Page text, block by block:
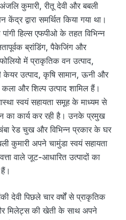
कुमारी, रीतू देवी और बबली
केंद्र द्वारा समर्थित किया गया था।
हिल्स एफपीओ के तहत विभिन्न
ब्रांडिंग, पैकेजिंग और
में प्राकृतिक वन उत्पाद,
केयर उत्पाद, कृषि सामान, ऊनी और
और शिल्प उत्पाद शामिल हैं।
स्वयं सहायता समूह के माध्यम से
का कार्य कर रही है। उनके प्रमुख
रेड चुख और विभिन्न प्रकार के घर
कुमारी अपने चामुंडा स्वयं सहायता
वाले जूट-आधारित उत्पादों का
देवी पिछले चार वर्षों से प्राकृतिक
मिलेट्स की खेती के साथ अपने